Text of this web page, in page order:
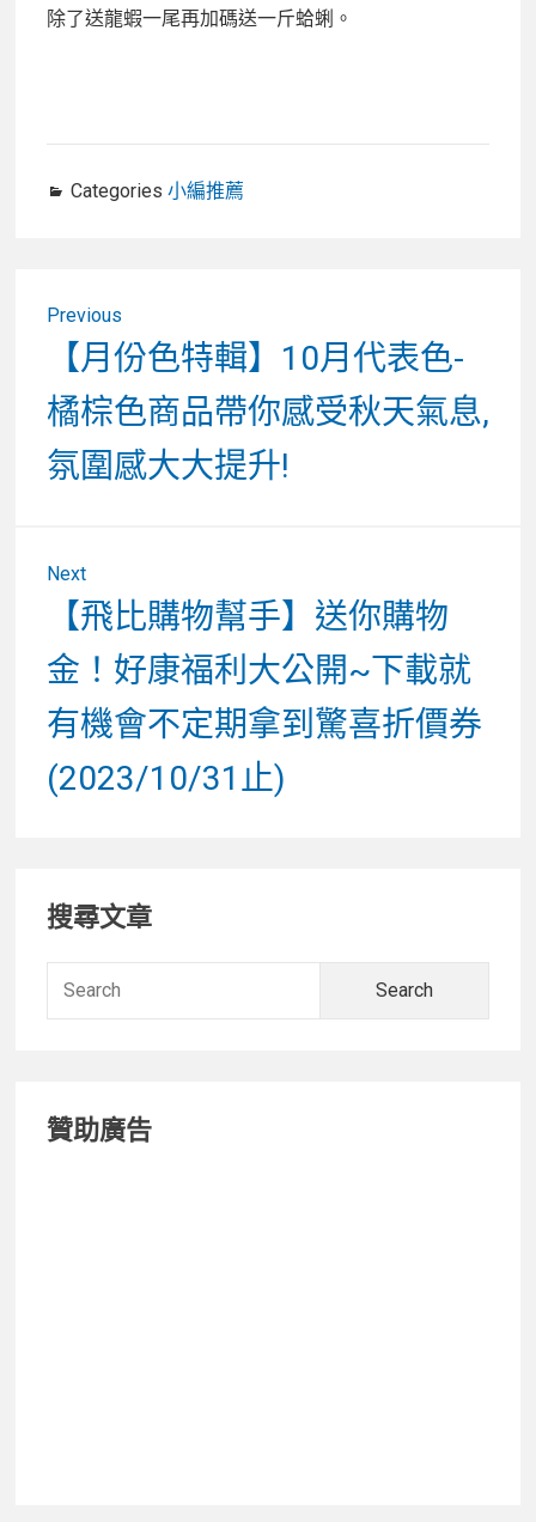
除了送龍蝦一尾再加碼送一斤蛤蜊。
Categories 小編推薦
Previous
Previous
post:
【月份色特輯】10月代表色-
橘棕色商品帶你感受秋天氣息,
氛圍感大大提升!
Next
Next
post:
【飛比購物幫手】送你購物
金！好康福利大公開~下載就
有機會不定期拿到驚喜折價券
(2023/10/31止)
Primary
Sidebar
搜尋文章
贊助廣告